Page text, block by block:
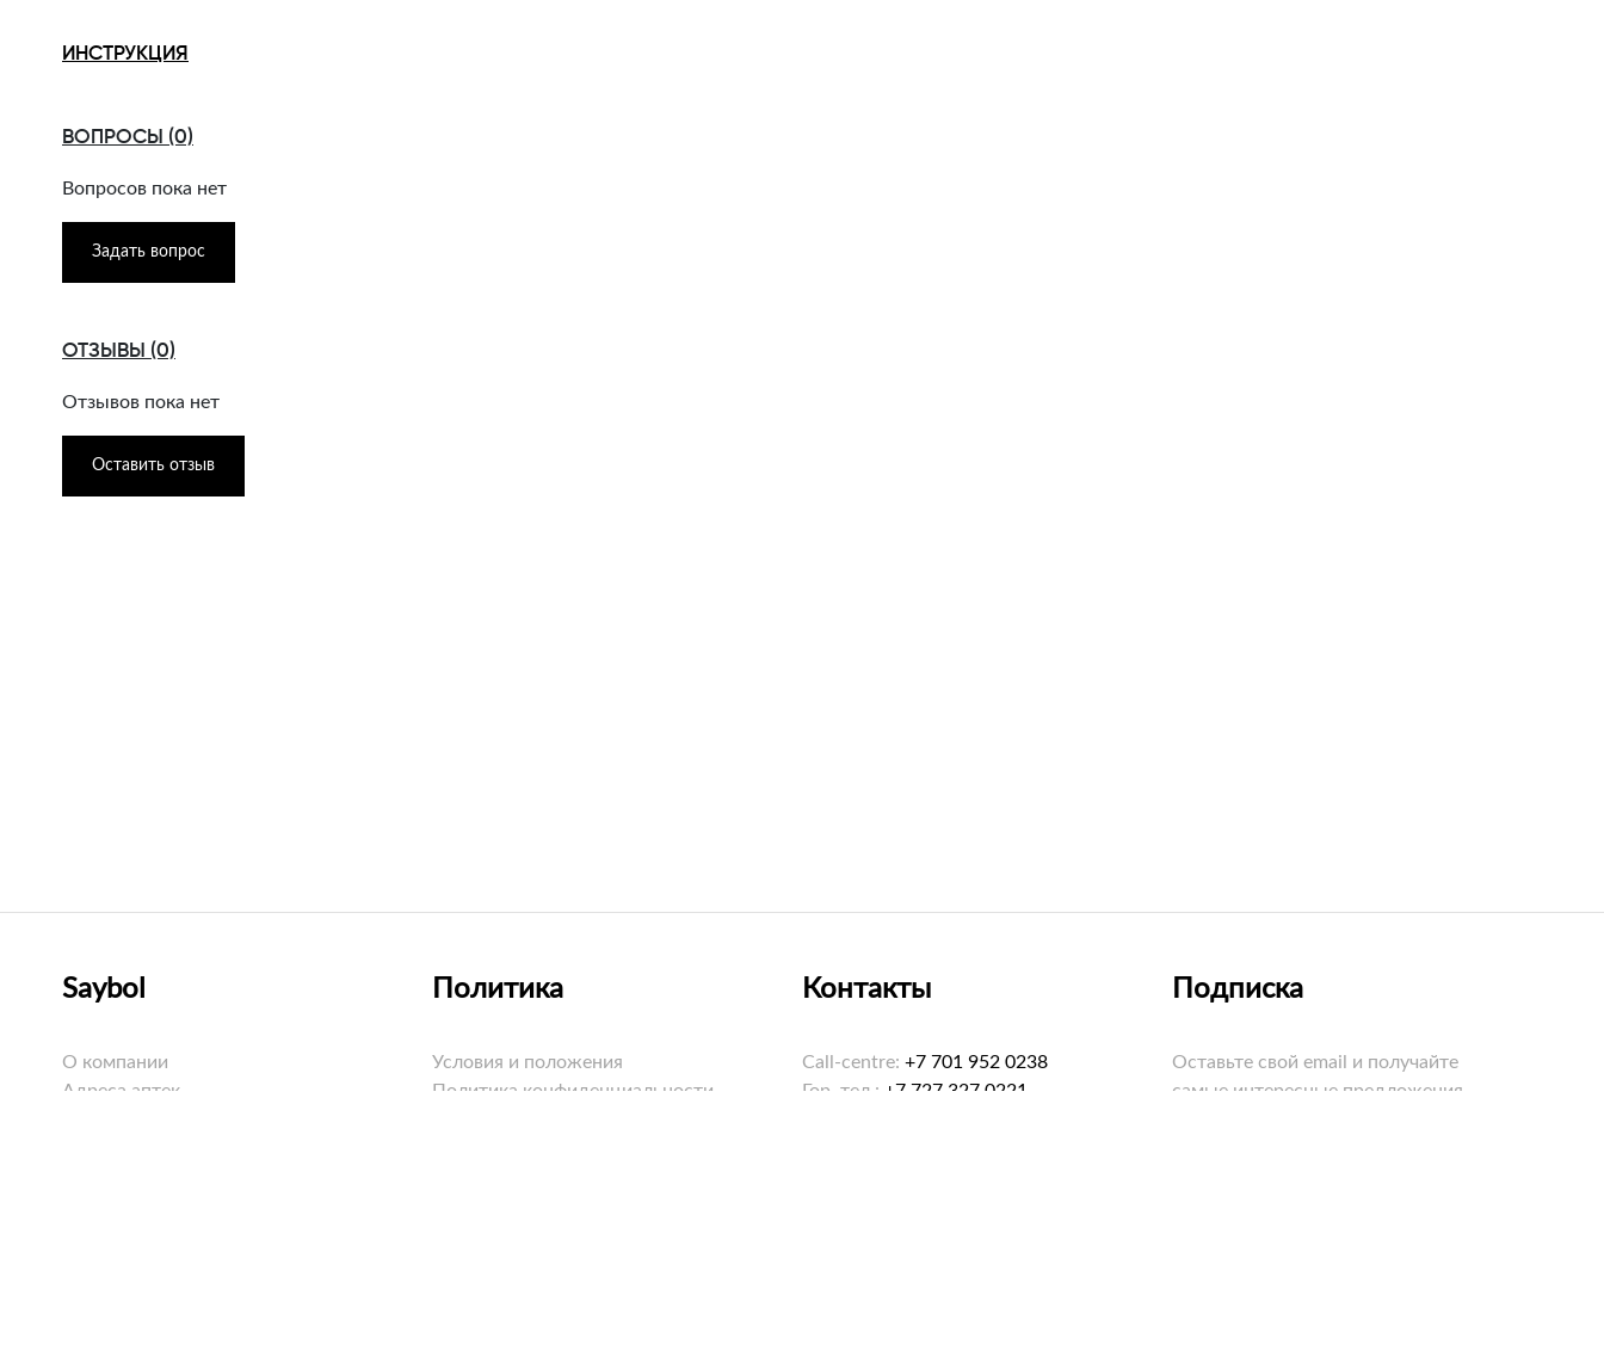
ИНСТРУКЦИЯ
ВОПРОСЫ (0)
Вопросов пока нет
Задать вопрос
ОТЗЫВЫ (0)
Отзывов пока нет
Оставить отзыв
Saybol
О компании
Адреса аптек
Политика
Условия и положения
Политика конфиденциальности
Контакты
Call-centre: +7 701 952 0238
Гор. тел.: +7 727 327 0221
Подписка
Оставьте свой email и получайте
самые интересные предложения